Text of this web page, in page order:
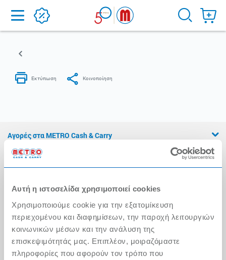
Αυτή η ιστοσελίδα χρησιμοποιεί cookies
Χρησιμοποιούμε cookie για την εξατομίκευση
περιεχομένου και διαφημίσεων, την παροχή λειτουργιών
κοινωνικών μέσων και την ανάλυση της
επισκεψιμότητάς μας. Επιπλέον, μοιραζόμαστε
πληροφορίες που αφορούν τον τρόπο που
Home
Αγορές στα METRO Cash & Carry
Εμπειρία METRO Cash & Carry
Η Αλυσίδα
Press Kit
Ο λογαριασμός μου
Τα METRO Cash & Carry δίπλα σας